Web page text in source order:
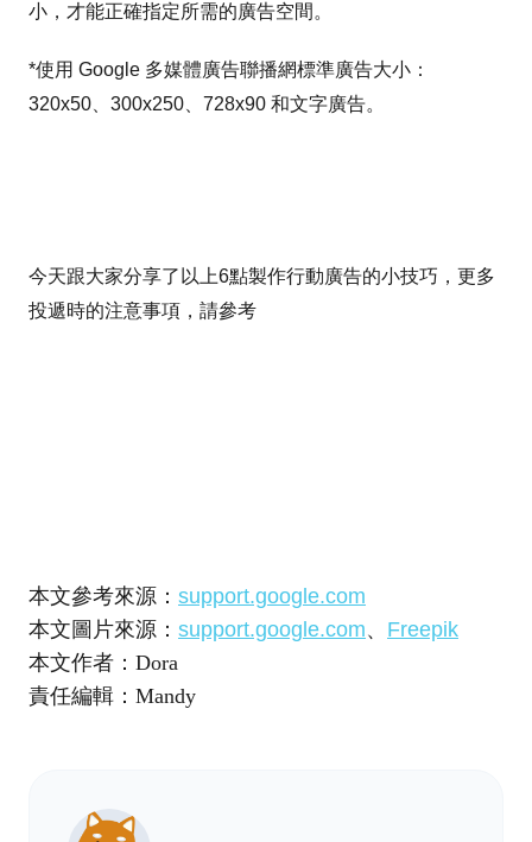
小，才能正確指定所需的廣告空間。
*使用 Google 多媒體廣告聯播網標準廣告大小：
320x50、300x250、728x90 和文字廣告。
今天跟大家分享了以上6點製作行動廣告的小技巧，更多
投遞時的注意事項，請參考
本文參考來源： support.google.com
本文圖片來源： support.google.com、 Freepik
本文作者：Dora
責任編輯：Mandy